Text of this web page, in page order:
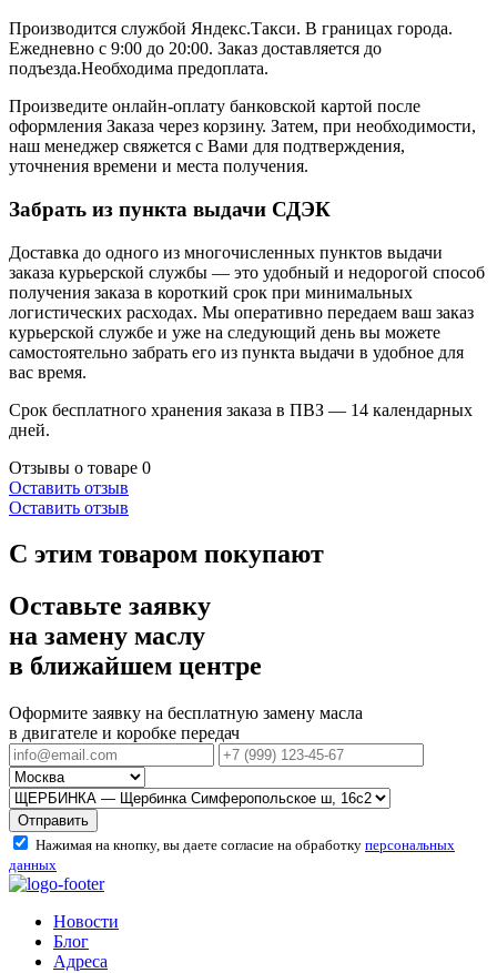
Производится службой Яндекс.Такси. В границах города.
Ежедневно с 9:00 до 20:00. Заказ доставляется до
подъезда.Необходима предоплата.
Произведите онлайн-оплату банковской картой после
оформления Заказа через корзину. Затем, при необходимости,
наш менеджер свяжется с Вами для подтверждения,
уточнения времени и места получения.
Забрать из пункта выдачи СДЭК
Доставка до одного из многочисленных пунктов выдачи
заказа курьерской службы — это удобный и недорогой способ
получения заказа в короткий срок при минимальных
логистических расходах. Мы оперативно передаем ваш заказ
курьерской службе и уже на следующий день вы можете
самостоятельно забрать его из пункта выдачи в удобное для
вас время.
Срок бесплатного хранения заказа в ПВЗ — 14 календарных
дней.
Отзывы о товаре 0
Оставить отзыв
Оставить отзыв
С этим товаром покупают
Оставьте заявку
на замену маслу
в ближайшем центре
Оформите заявку на бесплатную замену масла
в двигателе и коробке передач
Отправить
Нажимая на кнопку, вы даете согласие на обработку персональных
данных
Новости
Блог
Адреса